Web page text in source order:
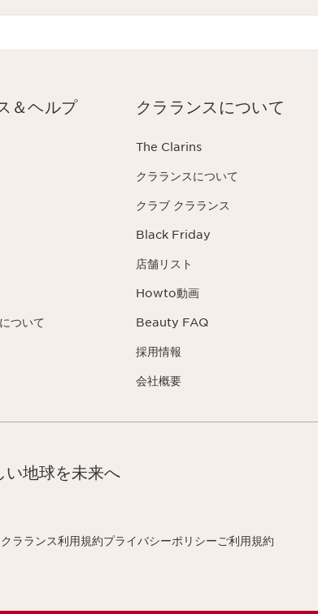
＆ヘルプ
ついて
クラランスについて
The Clarins
クラランスについて
クラブ クラランス
Black Friday
店舗リスト
Howto動画
Beauty FAQ
採用情報
会社概要
い地球を未来へ
ラランス利用規約プライバシーポリシーご利用規約